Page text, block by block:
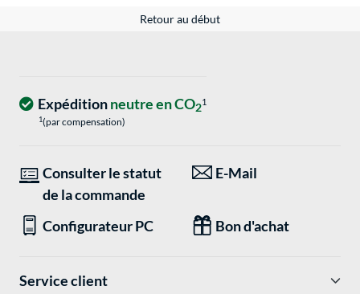
Retour au début
Expéditionneutre en CO21
1(par compensation)
Consulter le statut
de la commande
E-Mail
Configurateur PC Bon d'achat
Service client